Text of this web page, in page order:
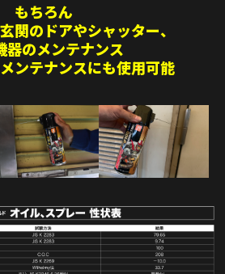
もちろん
関のドアやシャッター、
器のメンテナンス
ンテナンスにも使用可能